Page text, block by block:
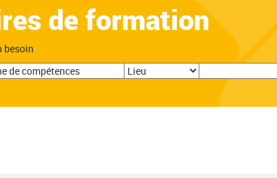
de formation
besoin